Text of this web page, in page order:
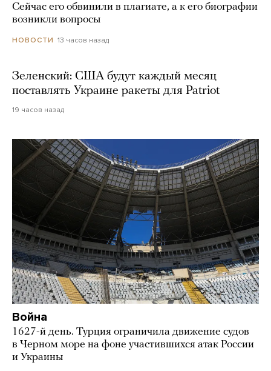
Сейчас его обвинили в плагиате, а к его биографии
возникли вопросы
НОВОСТИ 13 часов назад
Зеленский: США будут каждый месяц
поставлять Украине ракеты для Patriot
19 часов назад
Война
1627-й день. Турция ограничила движение судов
в Черном море на фоне участившихся атак России
и Украины